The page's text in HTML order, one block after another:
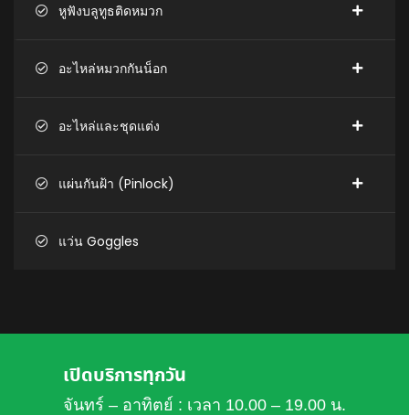
หูฟังบลูทูธติดหมวก
อะไหล่หมวกกันน็อก
อะไหล่และชุดแต่ง
แผ่นกันฝ้า (Pinlock)
แว่น Goggles
เปิดบริการทุกวัน
จันทร์ – อาทิตย์ : เวลา 10.00 – 19.00 น.